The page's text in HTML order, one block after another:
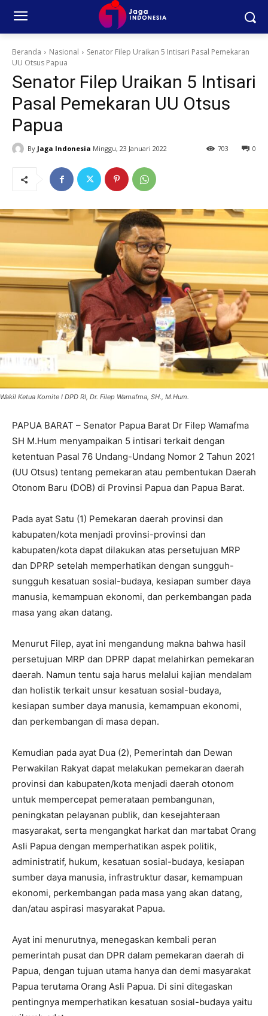
Beranda Nasional
Senator Filep Uraikan 5 Intisari Pasal Pemekaran
UU Otsus Papua
Senator Filep Uraikan 5 Intisari
Pasal Pemekaran UU Otsus
Papua
By Jaga Indonesia Minggu, 23 Januari 2022 0
703
Wakil Ketua Komite I DPD RI, Dr. Filep Wamafma, SH., M.Hum.
PAPUA BARAT – Senator Papua Barat Dr Filep Wamafma
SH M.Hum menyampaikan 5 intisari terkait dengan
ketentuan Pasal 76 Undang-Undang Nomor 2 Tahun 2021
(UU Otsus) tentang pemekaran atau pembentukan Daerah
Otonom Baru (DOB) di Provinsi Papua dan Papua Barat.
Pada ayat Satu (1) Pemekaran daerah provinsi dan
kabupaten/kota menjadi provinsi-provinsi dan
kabupaten/kota dapat dilakukan atas persetujuan MRP
dan DPRP setelah memperhatikan dengan sungguh-
sungguh kesatuan sosial-budaya, kesiapan sumber daya
manusia, kemampuan ekonomi, dan perkembangan pada
masa yang akan datang.
Menurut Filep, ayat ini mengandung makna bahwa hasil
persetujuan MRP dan DPRP dapat melahirkan pemekaran
daerah. Namun tentu saja harus melalui kajian mendalam
dan holistik terkait unsur kesatuan sosial-budaya,
kesiapan sumber daya manusia, kemampuan ekonomi,
dan perkembangan di masa depan.
Kemudian pada ayat Dua (2), Pemerintah dan Dewan
Perwakilan Rakyat dapat melakukan pemekaran daerah
provinsi dan kabupaten/kota menjadi daerah otonom
untuk mempercepat pemerataan pembangunan,
peningkatan pelayanan publik, dan kesejahteraan
masyarakat, serta mengangkat harkat dan martabat Orang
Asli Papua dengan memperhatikan aspek politik,
administratif, hukum, kesatuan sosial-budaya, kesiapan
sumber daya manusia, infrastruktur dasar, kemampuan
ekonomi, perkembangan pada masa yang akan datang,
dan/atau aspirasi masyarakat Papua.
Ayat ini menurutnya, menegaskan kembali peran
pemerintah pusat dan DPR dalam pemekaran daerah di
Papua, dengan tujuan utama hanya dan demi masyarakat
Papua terutama Orang Asli Papua. Di sini ditegaskan
pentingnya memperhatikan kesatuan sosial-budaya yaitu